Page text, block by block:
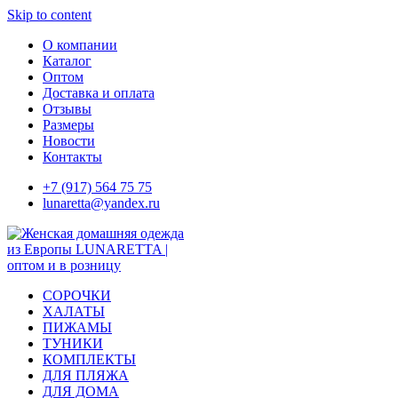
Skip to content
О компании
Каталог
Оптом
Доставка и оплата
Отзывы
Размеры
Новости
Контакты
+7 (917) 564 75 75
lunaretta@yandex.ru
СОРОЧКИ
ХАЛАТЫ
ПИЖАМЫ
ТУНИКИ
КОМПЛЕКТЫ
ДЛЯ ПЛЯЖА
ДЛЯ ДОМА